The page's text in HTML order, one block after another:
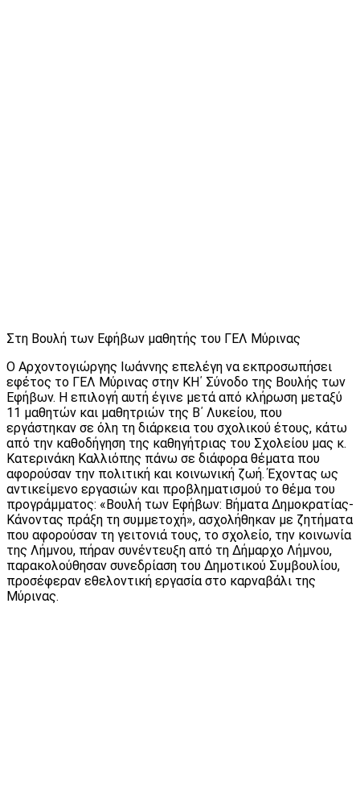
Στη Βουλή των Εφήβων μαθητής του ΓΕΛ Μύρινας
Ο Αρχοντογιώργης Ιωάννης επελέγη να εκπροσωπήσει
εφέτος το ΓΕΛ Μύρινας στην ΚΗ΄ Σύνοδο της Βουλής των
Εφήβων. Η επιλογή αυτή έγινε μετά από κλήρωση μεταξύ
11 μαθητών και μαθητριών της Β΄ Λυκείου, που
εργάστηκαν σε όλη τη διάρκεια του σχολικού έτους, κάτω
από την καθοδήγηση της καθηγήτριας του Σχολείου μας κ.
Κατερινάκη Καλλιόπης πάνω σε διάφορα θέματα που
αφορούσαν την πολιτική και κοινωνική ζωή. Έχοντας ως
αντικείμενο εργασιών και προβληματισμού το θέμα του
προγράμματος: «Βουλή των Εφήβων: Βήματα Δημοκρατίας-
Κάνοντας πράξη τη συμμετοχή», ασχολήθηκαν με ζητήματα
που αφορούσαν τη γειτονιά τους, το σχολείο, την κοινωνία
της Λήμνου, πήραν συνέντευξη από τη Δήμαρχο Λήμνου,
παρακολούθησαν συνεδρίαση του Δημοτικού Συμβουλίου,
προσέφεραν εθελοντική εργασία στο καρναβάλι της
Μύρινας.